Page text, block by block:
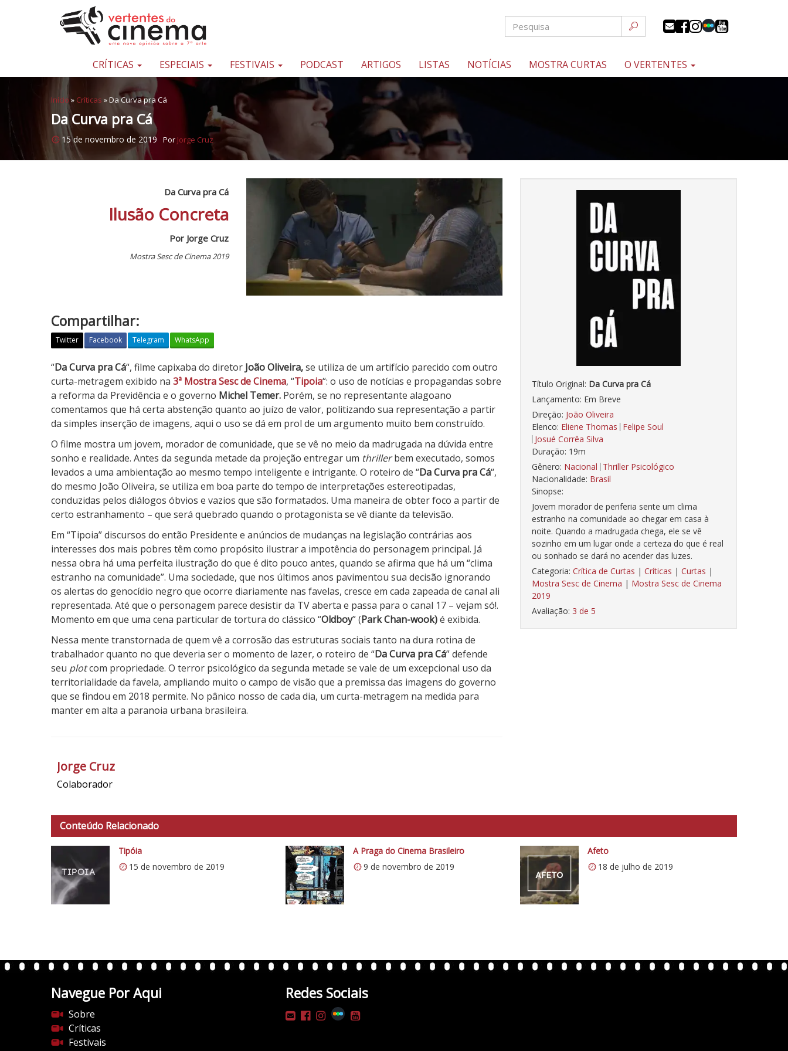
Pular para o conteúdo
Uma
sobre
sétima
arte
CRÍTICAS ESPECIAIS FESTIVAIS PODCAST ARTIGOS LISTAS NOTÍCIAS MOSTRA CURTAS O VERTENTES
Início » Críticas »Da Curva pra Cá
Da Curva pra Cá
15 de novembro de 2019 Por Jorge Cruz
Título Original: Da Curva pra Cá
Lançamento: Em Breve
Direção: João Oliveira
Elenco: Eliene Thomas Felipe Soul
Josué Corrêa Silva
Duração: 19m
Gênero: Nacional Thriller Psicológico
Nacionalidade: Brasil
Sinopse:
Jovem morador de periferia sente um clima
estranho na comunidade ao chegar em casa à
noite. Quando a madrugada chega, ele se vê
sozinho em um lugar onde a certeza do que é real
ou sonhado se dará no acender das luzes.
Categoria: Crítica de Curtas | Críticas | Curtas |
Mostra Sesc de Cinema | Mostra Sesc de Cinema
2019
Avaliação: 3 de 5
Da Curva pra Cá
Ilusão Concreta
Por Jorge Cruz
Mostra Sesc de Cinema 2019
Compartilhar:
Twitter Facebook Telegram WhatsApp
D
a
C
u
r
v
a
p
r
a
C
á
“Da Curva pra Cá“, filme capixaba do diretor João Oliveira,se utiliza de um artifício parecido com outro
curta-metragem exibido na 3ª Mostra Sesc de Cinema, “Tipoia“: o uso de notícias e propagandas sobre
a reforma da Previdência e o governo Michel Temer. Porém, se no representante alagoano
comentamos que há certa abstenção quanto ao juízo de valor, politizando sua representação a partir
da simples inserção de imagens, aqui o uso se dá em prol de um argumento muito bem construído.
O filme mostra um jovem, morador de comunidade, que se vê no meio da madrugada na dúvida entre
sonho e realidade. Antes da segunda metade da projeção entregar um thrillerbem executado, somos
levados a uma ambientação ao mesmo tempo inteligente e intrigante. O roteiro de “Da Curva pra Cá“,
do mesmo João Oliveira, se utiliza em boa parte do tempo de interpretações estereotipadas,
conduzidas pelos diálogos óbvios e vazios que são formatados. Uma maneira de obter foco a partir de
certo estranhamento – que será quebrado quando o protagonista se vê diante da televisão.
Em “Tipoia” discursos do então Presidente e anúncios de mudanças na legislação contrárias aos
interesses dos mais pobres têm como propósito ilustrar a impotência do personagem principal. Já
nessa obra há uma perfeita ilustração do que é dito pouco antes, quando se afirma que há um “clima
estranho na comunidade”. Uma sociedade, que nos últimos anos pavimentou sua decisão ignorando
os alertas do genocídio negro que ocorre diariamente nas favelas, cresce em cada zapeada de canal ali
representada. Até que o personagem parece desistir da TV aberta e passa para o canal 17 – vejam só!.
Momento em que uma cena particular de tortura do clássico “Oldboy” (ParkChan-wook)é exibida.
Nessa mente transtornada de quem vê a corrosão das estruturas sociais tanto na dura rotina de
trabalhador quanto no que deveria ser o momento de lazer, o roteiro de “Da Curva pra Cá” defende
seu plotcom propriedade. O terror psicológico da segunda metade se vale de um excepcional uso da
territorialidade da favela, ampliando muito o campo de visão que a premissa das imagens do governo
que se findou em 2018 permite. No pânico nosso de cada dia, um curta-metragem na medida para
manter em alta a paranoia urbana brasileira.
o
r
t
c
Jorge Cruz
Colaborador
Conteúdo Relacionado
Tipóia
15 de novembro de 2019
A Praga do Cinema Brasileiro
9 de novembro de 2019
Afeto
18 de julho de 2019
Navegue Por Aqui
Sobre
Críticas
Festivais
Redes Sociais